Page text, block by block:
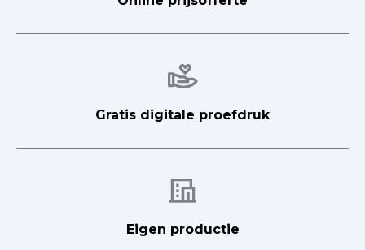
Afbeelding
Gratis digitale proefdruk
Afbeelding
Eigen productie